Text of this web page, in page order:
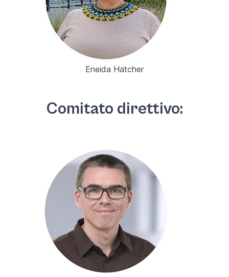
Eneida Hatcher
Comitato direttivo: